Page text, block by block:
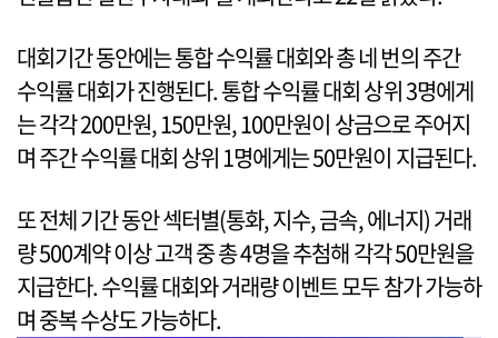
대회기간 동안에는 통합 수익률 대회와 총 네 번의 주간
수익률 대회가 진행된다. 통합 수익률 대회 상위 3명에게
는 각각 200만원, 150만원, 100만원이 상금으로 주어지
며 주간 수익률 대회 상위 1명에게는 50만원이 지급된다.
또 전체 기간 동안 섹터별(통화, 지수, 금속, 에너지) 거래
량 500계약 이상 고객 중 총 4명을 추첨해 각각 50만원을
지급한다. 수익률 대회와 거래량 이벤트 모두 참가 가능하
며 중복 수상도 가능하다.